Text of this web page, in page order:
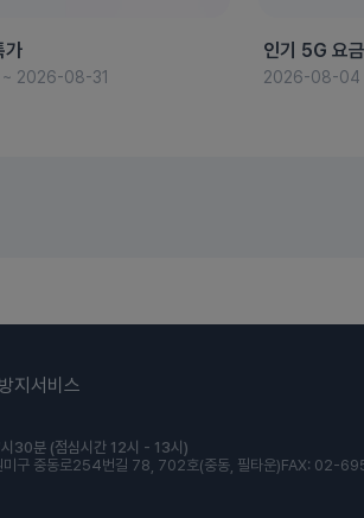
가
2026-08-31
인기 5G 요금
2026-08-04
지서비스
30분 (점심시간 12시 - 13시)
미구 중동로254번길 78, 702호(중동, 필타운)FAX: 02-